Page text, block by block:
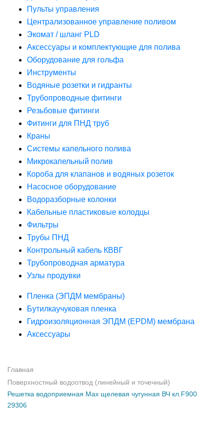
Пульты управления
Централизованное управление поливом
Экомат / шланг PLD
Аксессуары и комплектующие для полива
Оборудование для гольфа
Инструменты
Водяные розетки и гидранты
Трубопроводные фитинги
Резьбовые фитинги
Фитинги для ПНД труб
Краны
Системы капельного полива
Микрокапельный полив
Короба для клапанов и водяных розеток
Насосное оборудование
Водоразборные колонки
Кабельные пластиковые колодцы
Фильтры
Трубы ПНД
Контрольный кабель КВВГ
Трубопроводная арматура
Узлы продувки
Пленка (ЭПДМ мембраны)
Бутилкаучуковая пленка
Гидроизоляционная ЭПДМ (EPDM) мембрана
Аксессуары
Главная
Поверхностный водоотвод (линейный и точечный)
Решетка водоприемная Max щелевая чугунная ВЧ кл.F900
29306